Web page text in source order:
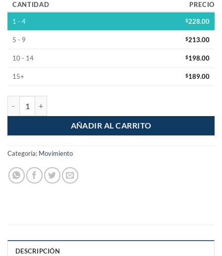
CANTIDAD PRECIO
1 - 4 $228.00
5 - 9 $213.00
10 - 14 $198.00
15+ $189.00
AÑADIR AL CARRITO
Categoría: Movimiento
DESCRIPCIÓN